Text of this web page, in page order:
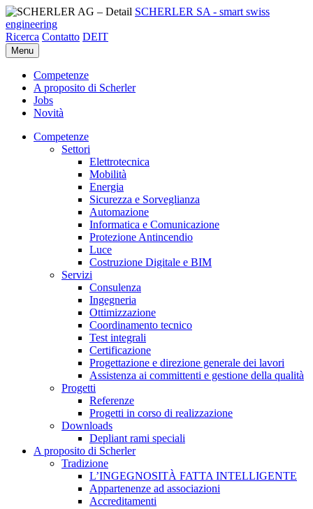
SCHERLER SA - smart swiss
engineering
Ricerca Contatto DEIT
Menu
Competenze
A proposito di Scherler
Jobs
Novità
Competenze
Settori
Elettrotecnica
Mobilità
Energia
Sicurezza e Sorveglianza
Automazione
Informatica e Comunicazione
Protezione Antincendio
Luce
Costruzione Digitale e BIM
Servizi
Consulenza
Ingegneria
Ottimizzazione
Coordinamento tecnico
Test integrali
Certificazione
Progettazione e direzione generale dei lavori
Assistenza ai committenti e gestione della qualità
Progetti
Referenze
Progetti in corso di realizzazione
Downloads
Depliant rami speciali
A proposito di Scherler
Tradizione
L’INGEGNOSITÀ FATTA INTELLIGENTE
Appartenenze ad associazioni
Accreditamenti